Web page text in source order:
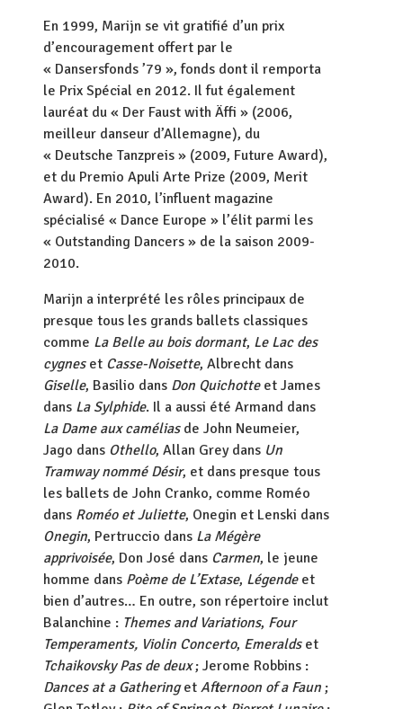
En 1999, Marijn se vit gratifié d’un prix
d’encouragement offert par le
« Dansersfonds ’79 », fonds dont il remporta
le Prix Spécial en 2012. Il fut également
lauréat du « Der Faust with Äffi » (2006,
meilleur danseur d’Allemagne), du
« Deutsche Tanzpreis » (2009, Future Award),
et du Premio Apuli Arte Prize (2009, Merit
Award). En 2010, l’influent magazine
spécialisé « Dance Europe » l’élit parmi les
« Outstanding Dancers » de la saison 2009-
2010.
Marijn a interprété les rôles principaux de
presque tous les grands ballets classiques
comme La Belle au bois dormant, Le Lac des
cygneset Casse-Noisette, Albrecht dans
Giselle, Basilio dans Don Quichotteet James
dans La Sylphide. Il a aussi été Armand dans
La Dame aux caméliasde John Neumeier,
Jago dans Othello, Allan Grey dans Un
Tramway nommé Désir, et dans presque tous
les ballets de John Cranko, comme Roméo
dans Roméo et Juliette, Onegin et Lenski dans
Onegin, Pertruccio dans La Mégère
apprivoisée, Don José dans Carmen, le jeune
homme dans Poème de L’Extase, Légendeet
bien d’autres… En outre, son répertoire inclut
Balanchine : Themes and Variations, Four
Temperaments, Violin Concerto, Emeraldset
Tchaikovsky Pas de deux; Jerome Robbins :
Dances at a Gatheringet Afternoon of a Faun ;